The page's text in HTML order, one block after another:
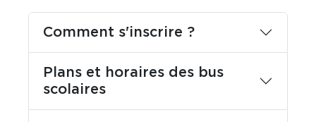
Comment s'inscrire ?
Plans et horaires des bus
scolaires